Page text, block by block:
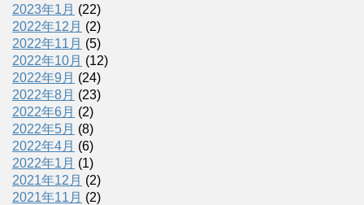
2023年1月 (22)
2022年12月 (2)
2022年11月 (5)
2022年10月 (12)
2022年9月 (24)
2022年8月 (23)
2022年6月 (2)
2022年5月 (8)
2022年4月 (6)
2022年1月 (1)
2021年12月 (2)
2021年11月 (2)